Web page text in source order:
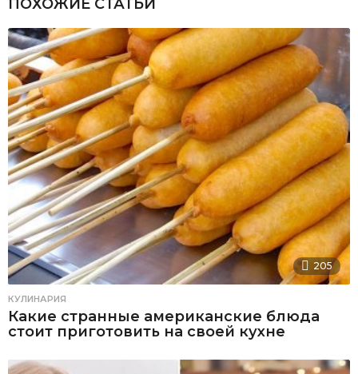
ПОХОЖИЕ СТАТЬИ
205
КУЛИНАРИЯ
Какие странные американские блюда
стоит приготовить на своей кухне